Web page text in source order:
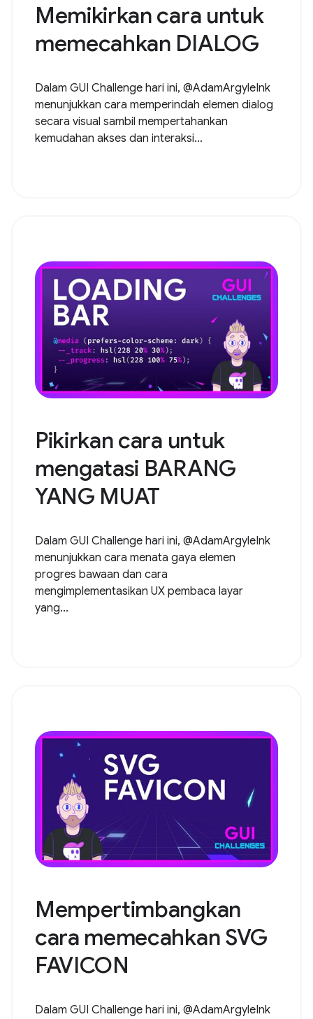
Memikirkan cara untuk
memecahkan DIALOG
Dalam GUI Challenge hari ini, @AdamArgyleInk
menunjukkan cara memperindah elemen dialog
secara visual sambil mempertahankan
kemudahan akses dan interaksi...
Pikirkan cara untuk
mengatasi BARANG
YANG MUAT
Dalam GUI Challenge hari ini, @AdamArgyleInk
menunjukkan cara menata gaya elemen
progres bawaan dan cara
mengimplementasikan UX pembaca layar
yang...
Mempertimbangkan
cara memecahkan SVG
FAVICON
Dalam GUI Challenge hari ini, @AdamArgyleInk